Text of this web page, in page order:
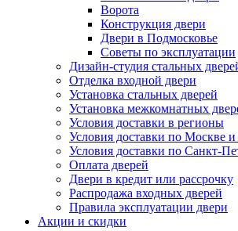
Ворота
Конструкция двери
Двери в Подмосковье
Cоветы по эксплуатации
Дизайн-студия стальных
Отделка входной двери
Установка стальных дверей
Установка межкомнатных
Условия доставки в регионы
Условия доставки по Москве
Условия доставки по Санкт-
Оплата дверей
Двери в кредит или рассрочку
Распродажа входных дверей
Правила эксплуатации двери
Акции и скидки